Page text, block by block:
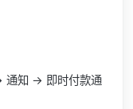
通知 → 即时付款通